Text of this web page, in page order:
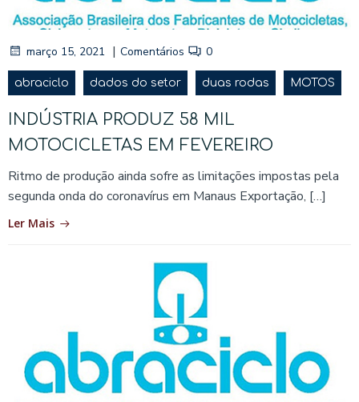
março 15, 2021 | Comentários 0
abraciclo dados do setor duas rodas MOTOS
INDÚSTRIA PRODUZ 58 MIL
MOTOCICLETAS EM FEVEREIRO
Ritmo de produção ainda sofre as limitações impostas pela
segunda onda do coronavírus em Manaus Exportação, […]
Ler Mais